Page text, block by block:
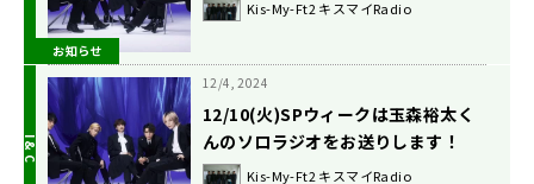
お知らせ
Kis-My-Ft2 キスマイRadio
12/4, 2024
12/10(火)SPウィークは玉森裕太く
んのソロラジオをお送りします！
Kis-My-Ft2 キスマイRadio